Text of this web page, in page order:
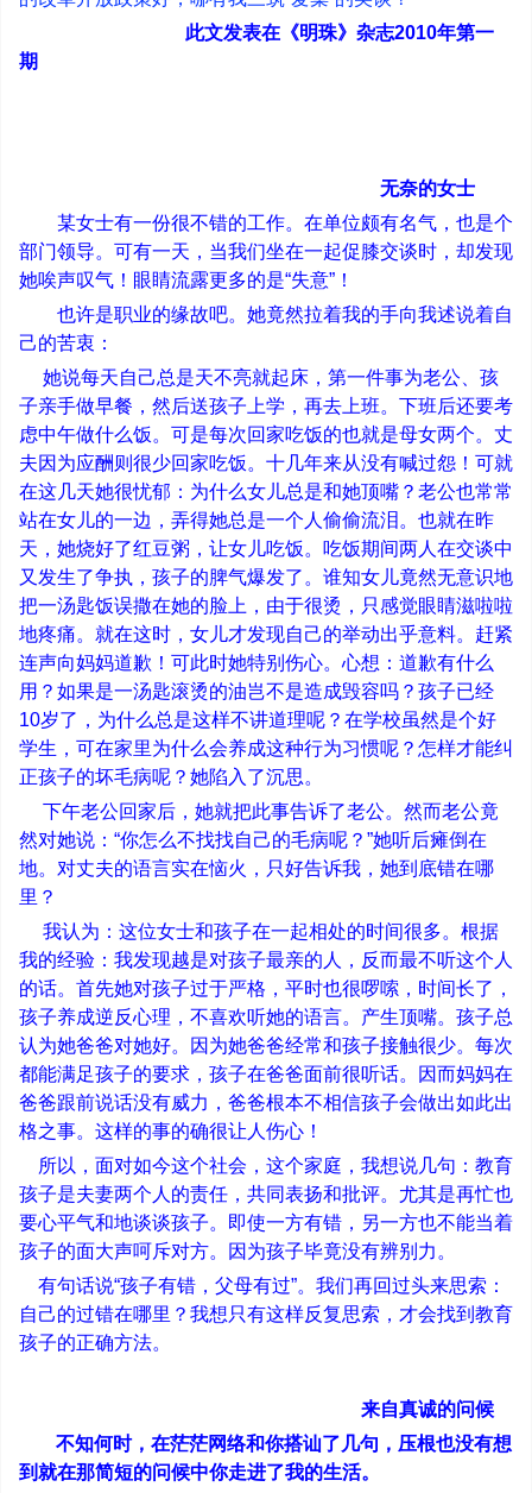
此文发表在《明珠》杂志2010年第一
期
无奈的女士
某女士有一份很不错的工作。在单位颇有名气，也是个
部门领导。可有一天，当我们坐在一起促膝交谈时，却发现
她唉声叹气！眼睛流露更多的是“失意” ！
也许是职业的缘故吧。她竟然拉着我的手向我述说着自
己的苦衷：
她说每天自己总是天不亮就起床，第一件事为老公、孩
子亲手做早餐，然后送孩子上学，再去上班。下班后还要考
虑中午做什么饭。可是每次回家吃饭的也就是母女两个。丈
夫因为应酬则很少回家吃饭。十几年来从没有喊过怨！可就
在这几天她很忧郁：为什么女儿总是和她顶嘴？老公也常常
站在女儿的一边，弄得她总是一个人偷偷流泪。也就在昨
天，她烧好了红豆粥，让女儿吃饭。吃饭期间两人在交谈中
又发生了争执，孩子的脾气爆发了。谁知女儿竟然无意识地
把一汤匙饭误撒在她的脸上，由于很烫，只感觉眼睛滋啦啦
地疼痛。就在这时，女儿才发现自己的举动出乎意料。赶紧
连声向妈妈道歉！可此时她特别伤心。心想：道歉有什么
用？如果是一汤匙滚烫的油岂不是造成毁容吗？孩子已经
10岁了，为什么总是这样不讲道理呢？在学校虽然是个好
学生，可在家里为什么会养成这种行为习惯呢？怎样才能纠
正孩子的坏毛病呢？她陷入了沉思。
下午老公回家后，她就把此事告诉了老公。然而老公竟
然对她说： “你怎么不找找自己的毛病呢？ ”她听后瘫倒在
地。对丈夫的语言实在恼火，只好告诉我，她到底错在哪
里？
我认为：这位女士和孩子在一起相处的时间很多。根据
我的经验：我发现越是对孩子最亲的人，反而最不听这个人
的话。首先她对孩子过于严格，平时也很啰嗦，时间长了，
孩子养成逆反心理，不喜欢听她的语言。产生顶嘴。孩子总
认为她爸爸对她好。因为她爸爸经常和孩子接触很少。每次
都能满足孩子的要求，孩子在爸爸面前很听话。因而妈妈在
爸爸跟前说话没有威力，爸爸根本不相信孩子会做出如此出
格之事。这样的事的确很让人伤心！
所以，面对如今这个社会，这个家庭，我想说几句：教育
孩子是夫妻两个人的责任，共同表扬和批评。尤其是再忙也
要心平气和地谈谈孩子。即使一方有错，另一方也不能当着
孩子的面大声呵斥对方。因为孩子毕竟没有辨别力。
有句话说“孩子有错，父母有过”。我们再回过头来思索：
自己的过错在哪里？我想只有这样反复思索，才会找到教育
孩子的正确方法。
来自真诚的问候
不知何时，在茫茫网络和你搭讪了几句，压根也没有想
到就在那简短的问候中你走进了我的生活。